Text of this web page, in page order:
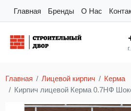
Главная Бренды О Нас
Главная Лицевой кирпич
Керма
Кирпич лицевой Керма 0.7НФ